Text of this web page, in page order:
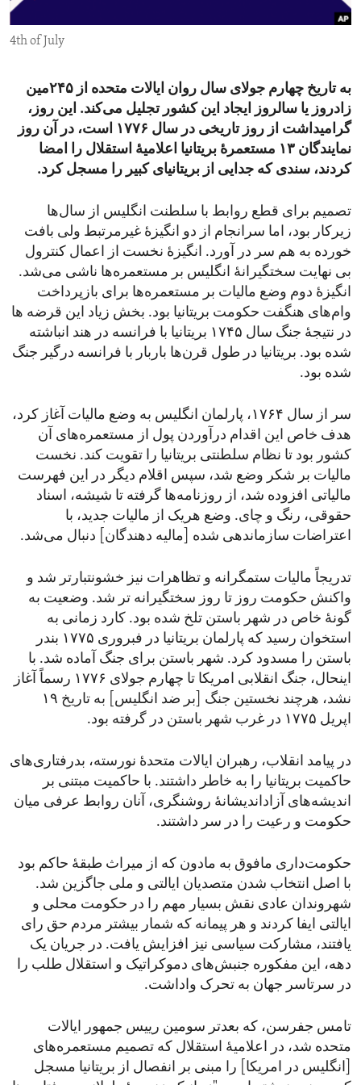
IDEALS AND INSTITUTIONS
4th of July
به تاریخ چهارم جولای سال روان ایالات متحده از ۲۴۵مین
زادروز یا سالروز ایجاد این کشور تجلیل می‌کند. این روز،
گرامیداشت از روز تاریخی در سال ۱۷۷۶ است، در آن روز
نمایندگان ۱۳ مستعمرۀ بریتانیا اعلامیۀ استقلال را امضا
کردند، سندی که جدایی از بریتانیای کبیر را مسجل کرد.
تصمیم برای قطع روابط با سلطنت انگلیس از سال‌ها
زیرکار بود، اما سرانجام از دو انگیزۀ غیرمرتبط ولی بافت
خورده به هم سر در آورد. انگیزۀ نخست از اعمال کنترول
بی نهایت سختگیرانۀ انگلیس بر مستعمره‌ها ناشی می‌شد.
انگیزۀ دوم وضع مالیات بر مستعمره‌ها برای بازپرداخت
وام‌های هنگفت حکومت بریتانیا بود. بخش زیاد این قرضه ها
در نتیجۀ جنگ سال ۱۷۴۵ بریتانیا با فرانسه در هند انباشته
شده بود. بریتانیا در طول قرن‌ها باربار با فرانسه درگیر جنگ
شده بود.
سر از سال ۱۷۶۴، پارلمان انگلیس به وضع مالیات آغاز کرد،
هدف خاص این اقدام درآوردن پول از مستعمره‌های آن
کشور بود تا نظام سلطنتی بریتانیا را تقویت کند. نخست
مالیات بر شکر وضع شد، سپس اقلام دیگر در این فهرست
مالیاتی افزوده شد، از روزنامه‌ها گرفته تا شیشه، اسناد
حقوقی، رنگ و چای. وضع هریک از مالیات جدید، با
اعتراضات سازماندهی شده [مالیه دهندگان] دنبال می‌شد.
تدریجاً مالیات ستمگرانه و تظاهرات نیز خشونتبارتر شد و
واکنش حکومت روز تا روز سختگیرانه تر شد. وضعیت به
گونۀ خاص در شهر باستن تلخ شده بود. کارد زمانی به
استخوان رسید که پارلمان بریتانیا در فبروری ۱۷۷۵ بندر
باستن را مسدود کرد. شهر باستن برای جنگ آماده شد. با
اینحال، جنگ انقلابی امریکا تا چهارم جولای ۱۷۷۶ رسماً آغاز
نشد، هرچند نخستین جنگ [بر ضد انگلیس] به تاریخ ۱۹
اپریل ۱۷۷۵ در غرب شهر باستن در گرفته بود.
در پیامد انقلاب، رهبران ایالات متحدۀ نورسته، بدرفتاری‌های
حاکمیت بریتانیا را به خاطر داشتند. با حاکمیت مبتنی بر
اندیشه‌های آزاداندیشانۀ روشنگری، آنان روابط عرفی میان
حکومت و رعیت را در سر داشتند.
حکومت‌داری مافوق به مادون که از میراث طبقۀ حاکم بود
با اصل انتخاب شدن متصدیان ایالتی و ملی جاگزین شد.
شهروندان عادی نقش بسیار مهم را در حکومت محلی و
ایالتی ایفا کردند و هر پیمانه که شمار بیشتر مردم حق رای‌
یافتند، مشارکت سیاسی نیز افزایش یافت. در جریان یک
دهه، این مفکوره جنبش‌های دموکراتیک و استقلال طلب را
در سرتاسر جهان به تحرک واداشت.
تامس جفرسن، که بعدتر سومین رییس جمهور ایالات
متحده شد، در اعلامیۀ استقلال که تصمیم مستعمره‌های
[انگلیس در امریکا] را مبنی بر انفصال از بریتانیا مسجل